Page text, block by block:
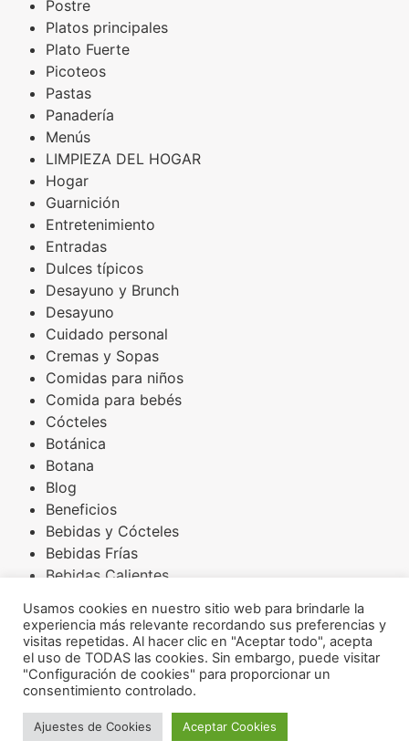
Postre
Platos principales
Plato Fuerte
Picoteos
Pastas
Panadería
Menús
LIMPIEZA DEL HOGAR
Hogar
Guarnición
Entretenimiento
Entradas
Dulces típicos
Desayuno y Brunch
Desayuno
Cuidado personal
Cremas y Sopas
Comidas para niños
Comida para bebés
Cócteles
Botánica
Botana
Blog
Beneficios
Bebidas y Cócteles
Bebidas Frías
Bebidas Calientes
Arroces
Amaranto
Aderezos
Acompañamientos
Osoji Robotics ® 2026
INSTAGRAM
YOUTUBE
Usamos cookies en nuestro sitio web para brindarle la
experiencia más relevante recordando sus preferencias y
visitas repetidas. Al hacer clic en "Aceptar todo", acepta
el uso de TODAS las cookies. Sin embargo, puede visitar
"Configuración de cookies" para proporcionar un
consentimiento controlado.
Ajuestes de Cookies Aceptar Cookies